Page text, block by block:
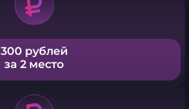
300 рублей
за 2 место